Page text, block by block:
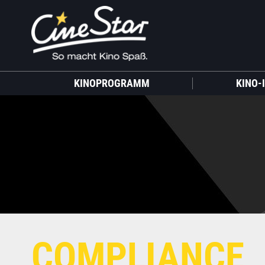
KINOPROGRAMM KINO-